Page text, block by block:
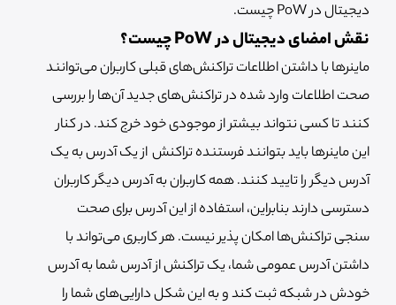
دیجیتال در PoW چیست.
نقش امضای دیجیتال در PoW چیست؟
ماینرها با داشتن اطلاعات تراکنش‌های قبلی کاربران می‌توانند
صحت اطلاعات وارد شده در تراکنش‌های جدید آن‌ها را بررسی
کنند تا کسی نتواند بیشتر از موجودی خود خرج کند. در کنار
این ماینرها باید بتوانند فرستنده تراکنش از یک آدرس به یک
آدرس دیگر را تایید کنند. همه کاربران به آدرس دیگر کاربران
دسترسی دارند بنابراین، استفاده از این آدرس برای صحت
سنجی تراکنش‌ها امکان پذیر نیست. هر کاربری می‌تواند با
داشتن آدرس عمومی شما، یک تراکنش از آدرس شما به آدرس
خودش در شبکه ثبت کند و به این شکل دارایی‌های شما را